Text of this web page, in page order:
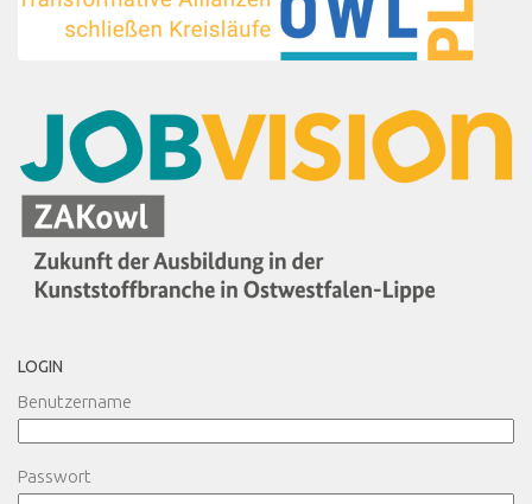
LOGIN
Benutzername
Passwort